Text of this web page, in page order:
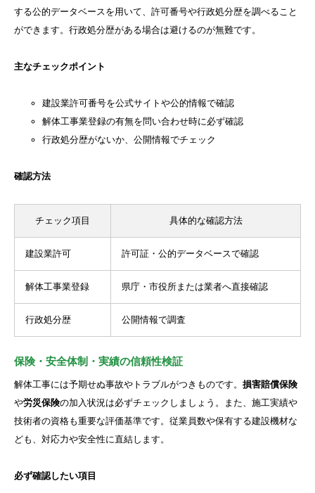
する公的データベースを用いて、許可番号や行政処分歴を調べること
ができます。行政処分歴がある場合は避けるのが無難です。
主なチェックポイント
建設業許可番号を公式サイトや公的情報で確認
解体工事業登録の有無を問い合わせ時に必ず確認
行政処分歴がないか、公開情報でチェック
確認方法
チェック項目 具体的な確認方法
建設業許可 許可証・公的データベースで確認
解体工事業登録 県庁・市役所または業者へ直接確認
行政処分歴 公開情報で調査
保険・安全体制・実績の信頼性検証
解体工事には予期せぬ事故やトラブルがつきものです。 損害賠償保険
や労災保険の加入状況は必ずチェックしましょう。また、施工実績や
技術者の資格も重要な評価基準です。従業員数や保有する建設機材な
ども、対応力や安全性に直結します。
必ず確認したい項目